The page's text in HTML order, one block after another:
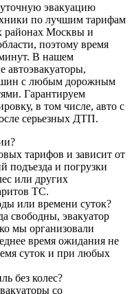
эвакуацию
по лучшим тарифам
районах Москвы и
поэтому время
минут. В нашем
автоэвакуаторы,
с любым дорожным
Гарантируем
в том числе, авто с
серьезных ДТП.
тарифов и зависит от
подъезда и погрузки
или других
ТС.
или времени суток?
свободны, эвакуатор
мы организовали
время ожидания не
суток и при любых
без колес?
со